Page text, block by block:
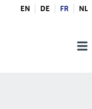
EN DE FR NL